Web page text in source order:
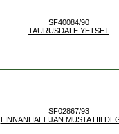
SF40084/90
TAURUSDALE YETSET
SF02867/93
LINNANHALTIJAN MUSTA